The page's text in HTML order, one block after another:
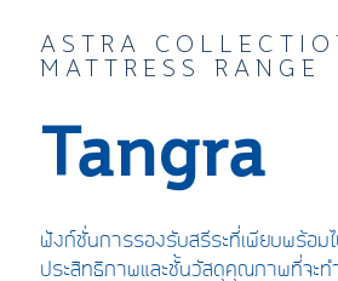
ASTRA
MATTRESS RANGE
Tangra
ฟังก์ชั่นการรองรับสรีระที่เพียบพร้อมไ
ประสิทธิภาพและชั้นวัสดุคุณภาพที่จะท